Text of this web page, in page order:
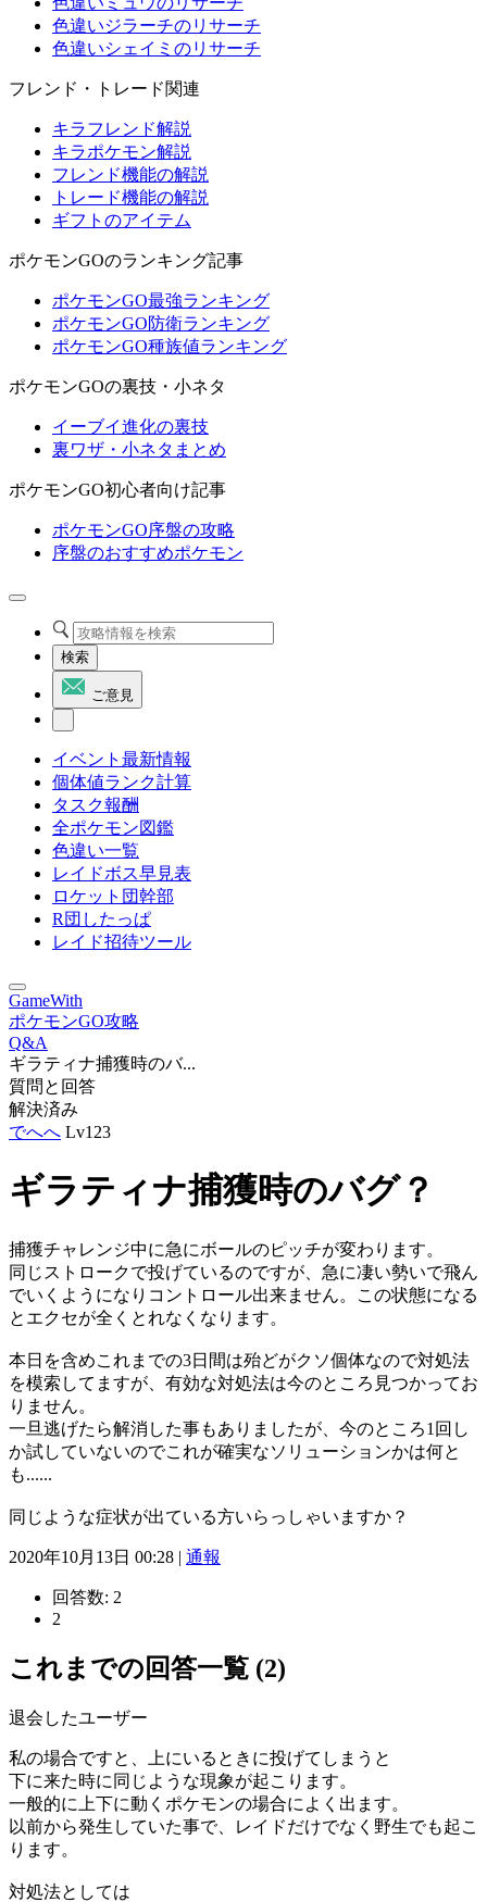
色違いジラーチのリサーチ
色違いシェイミのリサーチ
フレンド・トレード関連
キラフレンド解説
キラポケモン解説
フレンド機能の解説
トレード機能の解説
ギフトのアイテム
ポケモンGOのランキング記事
ポケモンGO最強ランキング
ポケモンGO防衛ランキング
ポケモンGO種族値ランキング
ポケモンGOの裏技・小ネタ
イーブイ進化の裏技
裏ワザ・小ネタまとめ
ポケモンGO初心者向け記事
ポケモンGO序盤の攻略
序盤のおすすめポケモン
検索
ご意見
イベント最新情報
個体値ランク計算
タスク報酬
全ポケモン図鑑
色違い一覧
レイドボス早見表
ロケット団幹部
R団したっぱ
レイド招待ツール
GameWith
ポケモンGO攻略
Q&A
ギラティナ捕獲時のバ...
質問と回答
解決済み
でへへ Lv123
ギラティナ捕獲時のバグ？
捕獲チャレンジ中に急にボールのピッチが変わります。
同じストロークで投げているのですが、急に凄い勢いで飛ん
でいくようになりコントロール出来ません。この状態になる
とエクセが全くとれなくなります。
本日を含めこれまでの3日間は殆どがクソ個体なので対処法
を模索してますが、有効な対処法は今のところ見つかってお
りません。
一旦逃げたら解消した事もありましたが、今のところ1回し
か試していないのでこれが確実なソリューションかは何と
も......
同じような症状が出ている方いらっしゃいますか？
2020年10月13日 00:28 | 通報
回答数: 2
2
これまでの回答一覧 (2)
退会したユーザー
私の場合ですと、上にいるときに投げてしまうと
下に来た時に同じような現象が起こります。
一般的に上下に動くポケモンの場合によく出ます。
以前から発生していた事で、レイドだけでなく野生でも起こ
ります。
対処法としては